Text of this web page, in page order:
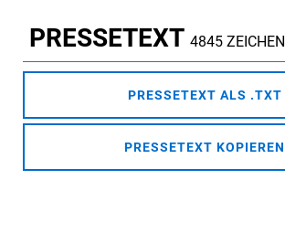
PRESSETEXT 4845 ZEICHEN
PRESSETEXT ALS .TXT
PRESSETEXT KOPIEREN